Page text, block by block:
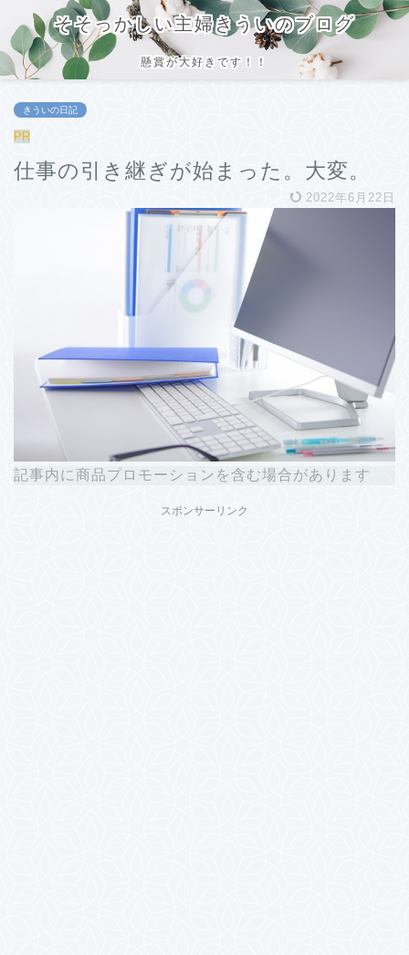
そそっかしい主婦きういのブログ
懸賞が大好きです！！
きういの日記
PR
仕事の引き継ぎが始まった。大変。
2022年6月22日
記事内に商品プロモーションを含む場合があります
スポンサーリンク